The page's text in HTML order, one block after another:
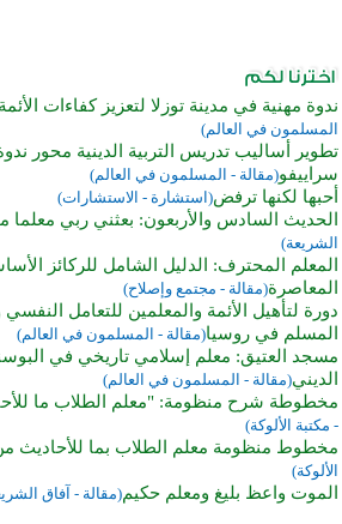
ندوة مهنية في مدينة توزلا لتعزيز كفاءات
المسلمون في العالم)
تطوير أساليب تدريس التربية الدينية محور
سراييفو(مقالة - المسلمون في العالم)
أحبها لكنها ترفض(استشارة - الاستشارات)
الحديث السادس والأربعون: بعثني ربي معلما
الشريعة)
المعلم المحترف: الدليل الشامل للركائز
المعاصرة(مقالة - مجتمع وإصلاح)
دورة لتأهيل الأئمة والمعلمين للتعامل
المسلم في روسيا(مقالة - المسلمون في العالم)
مسجد العتيق: معلم إسلامي تاريخي في
الديني(مقالة - المسلمون في العالم)
مخطوطة شرح منظومة: "معلم الطلاب ما
- مكتبة الألوكة)
مخطوط منظومة معلم الطلاب بما للأحاديث
الألوكة)
الموت واعظ بليغ ومعلم حكيم(مقالة - آفاق